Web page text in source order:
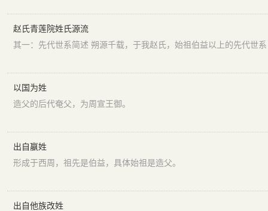
赵氏青莲院姓氏源流
以国为姓
造父的后代奄父，为周宣王御。
出自嬴姓
形成于西周，祖先是伯益，具体始祖是造父。
出自他族改姓